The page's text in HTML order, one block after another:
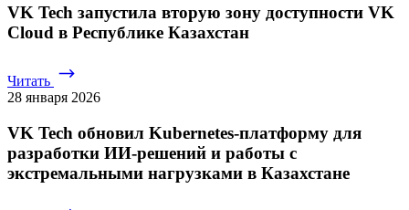
VK Tech запустила вторую зону доступности VK
Cloud в Республике Казахстан
Читать
28 января 2026
VK Tech обновил Kubernetes-платформу для
разработки ИИ-решений и работы с
экстремальными нагрузками в Казахстане